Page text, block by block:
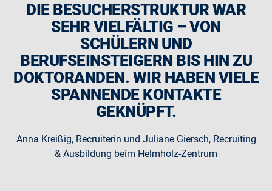
DIE BESUCHERSTRUKTUR WAR
SEHR VIELFÄLTIG – VON
SCHÜLERN UND
BERUFSEINSTEIGERN BIS HIN ZU
DOKTORANDEN. WIR HABEN VIELE
SPANNENDE KONTAKTE
GEKNÜPFT.
Anna Kreißig, Recruiterin und Juliane Giersch, Recruiting
& Ausbildung beim Helmholz-Zentrum